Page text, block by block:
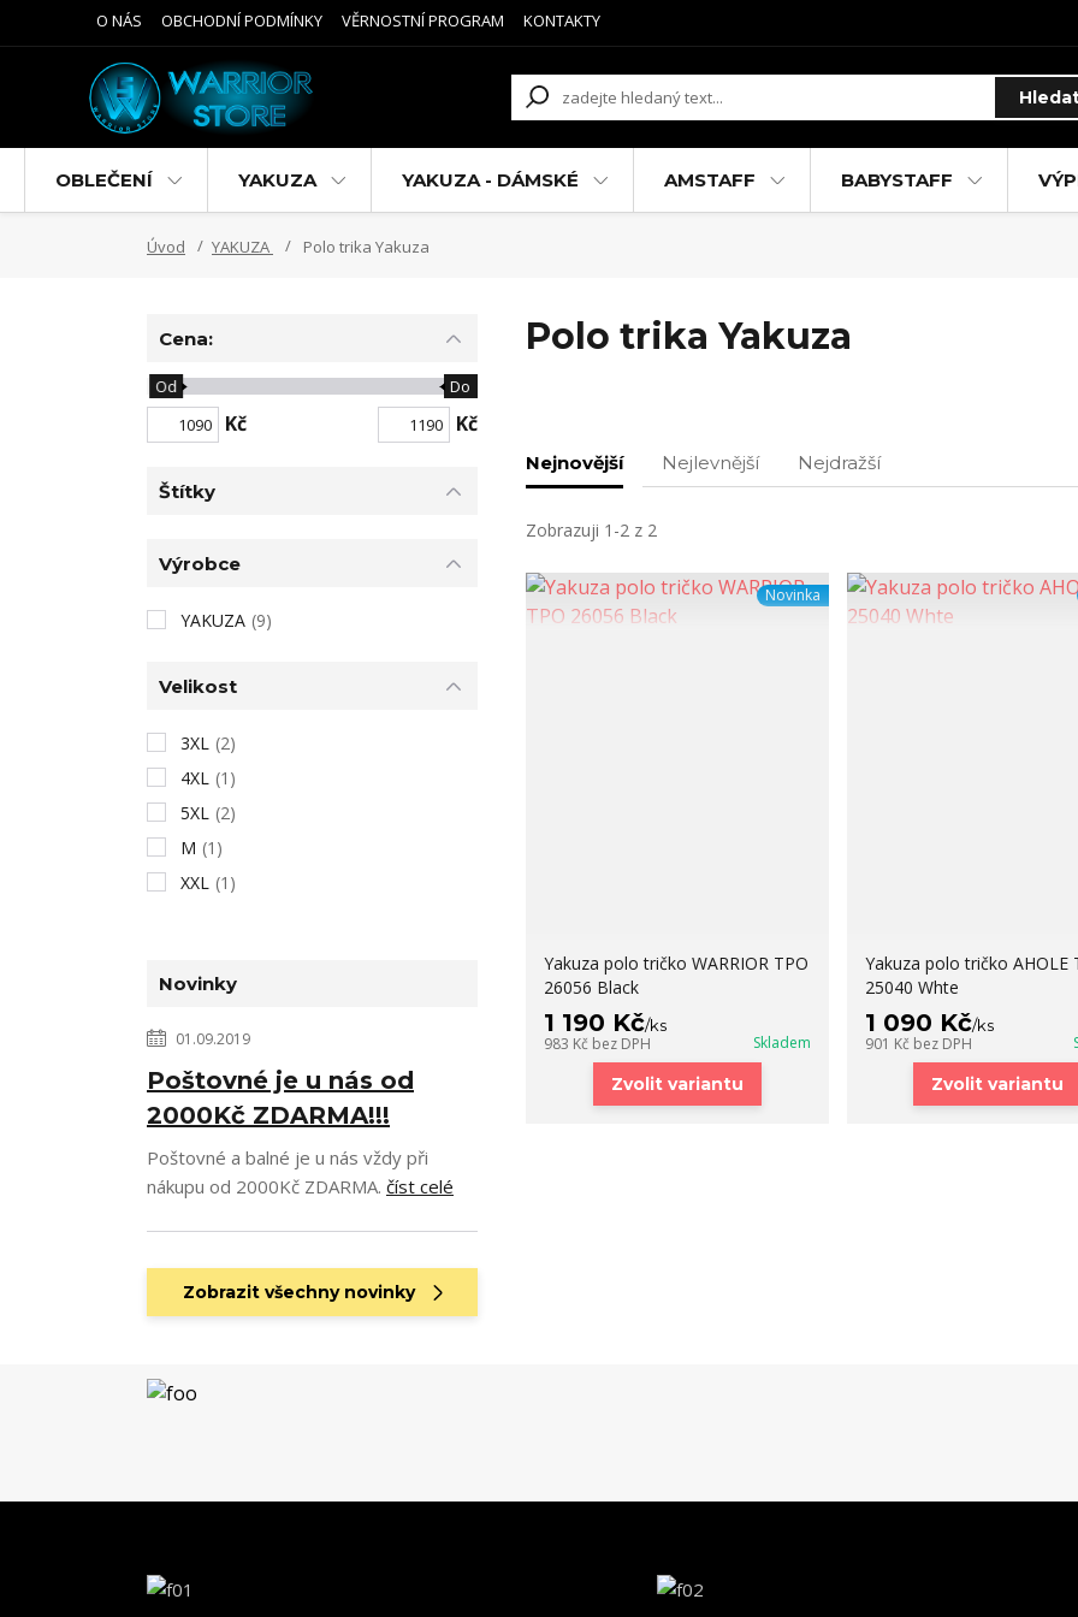
O NÁS OBCHODNÍ PODMÍNKY VĚRNOSTNÍ PROGRAM KONTAKTY
OBLEČENÍ YAKUZA YAKUZA - DÁMSKÉ AMSTAFF BABYSTAFF
Úvod YAKUZA Polo trika Yakuza
Polo trika Yakuza
Nejnovější Nejlevnější Nejdražší
Zobrazuji 1-2 z 2
Novinka
Yakuza polo tričko WARRIOR TPO
26056 Black
1 190 Kč/ks
983 Kč bez DPH Skladem
Zvolit variantu
Yakuza polo tričko AHOLE
25040 Whte
1 090 Kč/ks
901 Kč bez DPH
Zvolit variantu
Cena:
Kč
Od Do
Kč
Štítky
Výrobce
YAKUZA (9)
Velikost
3XL (2)
4XL (1)
5XL (2)
M (1)
XXL (1)
Novinky
01.09.2019
Poštovné je u nás od
2000Kč ZDARMA!!!
Poštovné a balné je u nás vždy při
nákupu od 2000Kč ZDARMA. číst celé
Zobrazit všechny novinky